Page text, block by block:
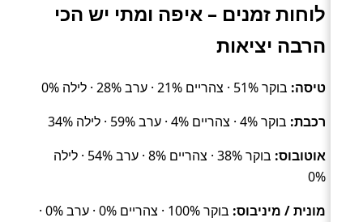
לוחות זמנים – איפה ומתי יש הכי
הרבה יציאות
טיסה: בוקר 51% · צהריים 21% · ערב 28% · לילה 0%
רכבת: בוקר 4% · צהריים 4% · ערב 59% · לילה 34%
אוטובוס:
בוקר 38% · צהריים 8% · ערב 54% · לילה
0%
מונית / מיניבוס:
בוקר 100% · צהריים 0% · ערב 0% ·